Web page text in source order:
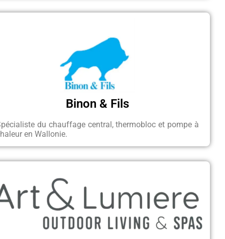
Binon & Fils
du chauffage central, thermobloc et pompe à
en Wallonie.